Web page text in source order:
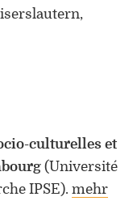
culturelles et
(Université
IPSE). mehr